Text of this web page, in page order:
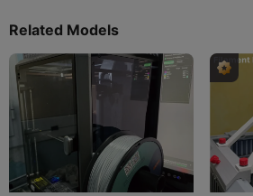
Related Models